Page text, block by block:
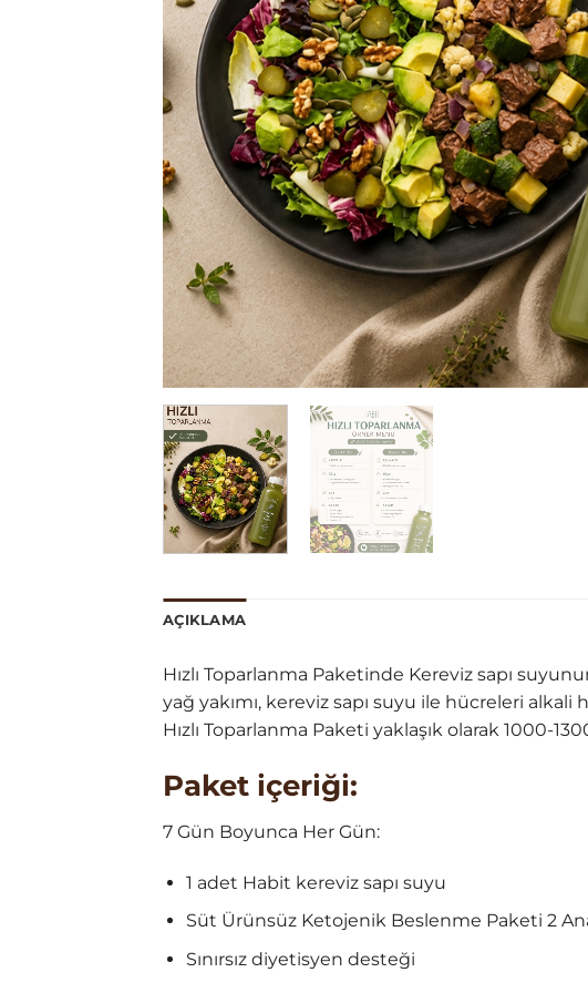
AÇIKLAMA
Hızlı Toparlanma Paketinde Kereviz sapı
yağ yakımı, kereviz sapı suyu ile hücreleri
Hızlı Toparlanma Paketi yaklaşık olarak 1000-
Paket içeriği:
7 Gün Boyunca Her Gün:
1 adet Habit kereviz sapı suyu
Süt Ürünsüz Ketojenik Beslenme Paketi 2
Sınırsız diyetisyen desteği